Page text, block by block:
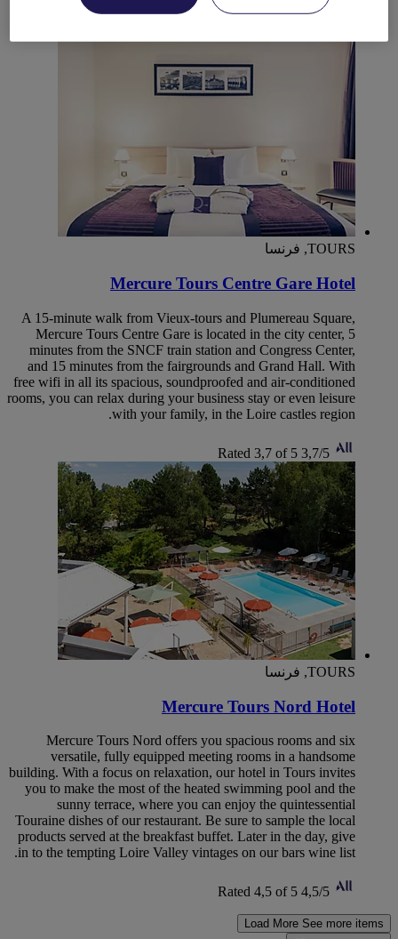
TOURS, فرنسا
Mercure Tours Centre Gare Hotel
A 15-minute walk from Vieux-tours and Plumereau Square,
Mercure Tours Centre Gare is located in the city center, 5
minutes from the SNCF train station and Congress Center,
and 15 minutes from the fairgrounds and Grand Hall. With
free wifi in all its spacious, soundproofed and air-conditioned
rooms, you can relax during your business stay or even leisure
with your family, in the Loire castles region.
3,7/5
Rated 3,7 of 5
TOURS, فرنسا
Mercure Tours Nord Hotel
Mercure Tours Nord offers you spacious rooms and six
versatile, fully equipped meeting rooms in a handsome
building. With a focus on relaxation, our hotel in Tours invites
you to make the most of the heated swimming pool and the
sunny terrace, where you can enjoy the quintessential
Touraine dishes of our restaurant. Be sure to sample the local
products served at the breakfast buffet. Later in the day, give
in to the tempting Loire Valley vintages on our bars wine list.
4,5/5
Rated 4,5 of 5
Load More See more items